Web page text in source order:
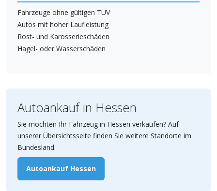
Fahrzeuge ohne gültigen TÜV
Autos mit hoher Laufleistung
Rost- und Karosserieschäden
Hagel- oder Wasserschäden
Autoankauf in Hessen
Sie möchten Ihr Fahrzeug in Hessen verkaufen? Auf
unserer Übersichtsseite finden Sie weitere Standorte im
Bundesland.
Autoankauf Hessen